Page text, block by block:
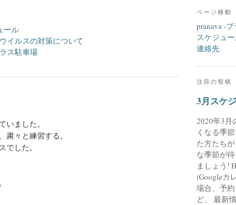
ール
イルスの対策について
ス駐車場
いました。
粛々と練習する。
でした。
ページ移動
pranava -
スケジュ
連絡先
注目の投稿
3月スケ
2020年3月
くなる季
た方たち
な季節が
ましょう!
(Googleカ
場合、予
ど、 最新